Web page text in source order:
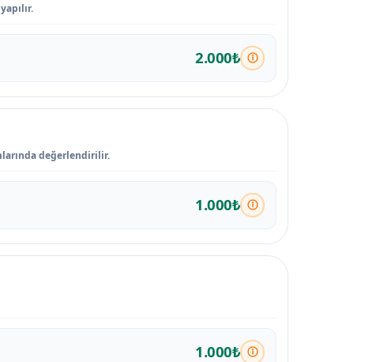
2.000₺
değerlendirilir.
1.000₺
1.000₺